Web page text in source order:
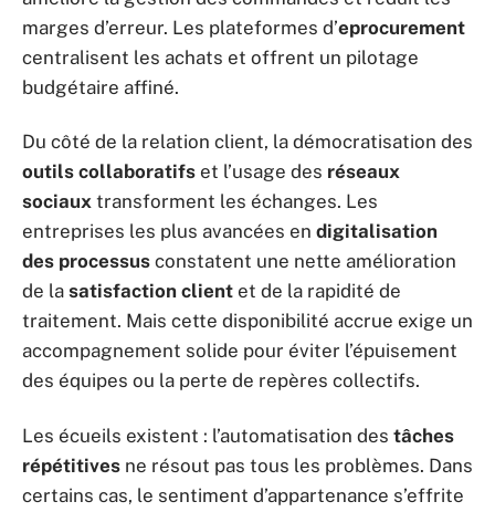
marges d’erreur. Les plateformes d’eprocurement
centralisent les achats et offrent un pilotage
budgétaire affiné.
Du côté de la relation client, la démocratisation des
outils collaboratifs et l’usage des réseaux
sociaux transforment les échanges. Les
entreprises les plus avancées en digitalisation
des processus constatent une nette amélioration
de la satisfaction client et de la rapidité de
traitement. Mais cette disponibilité accrue exige un
accompagnement solide pour éviter l’épuisement
des équipes ou la perte de repères collectifs.
Les écueils existent : l’automatisation des tâches
répétitives ne résout pas tous les problèmes. Dans
certains cas, le sentiment d’appartenance s’effrite